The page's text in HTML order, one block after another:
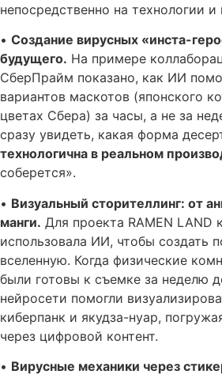
непосредственно на технологии и
• Создание вирусных «инста-
будущего. На примере
СберПрайм показано, как ИИ
вариантов маскотов (японского
цветах Сбера) за часы, а не за
сразу увидеть, какая форма
технологична в реальном
соберется».
• Визуальный сторителлинг: от
манги. Для проекта RAMEN LAND
использовала ИИ, чтобы создать
вселенную. Когда физические
были готовы к съемке за неделю
нейросети помогли
киберпанк и якудза-нуар,
через цифровой контент.
• Вирусные механики через